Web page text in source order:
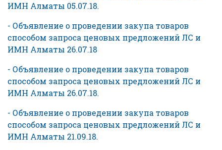
ИМН Алматы 05.07.18.
- Объявление о проведении закупа товаров
способом запроса ценовых предложений ЛС и
ИМН Алматы 26.07.18
- Объявление о проведении закупа товаров
способом запроса ценовых предложений ЛС и
ИМН Алматы 26.07.18.
- Объявление о проведении закупа товаров
способом запроса ценовых предложений ЛС и
ИМН Алматы 21.09.18.